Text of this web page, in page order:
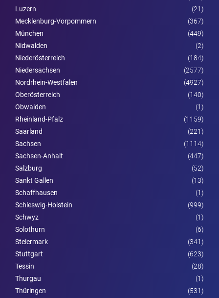
Luzern
(21)
Mecklenburg-Vorpommern
(367)
München
(449)
Nidwalden
(2)
Nieder­österreich
(184)
Niedersachsen
(2577)
Nordrhein-Westfalen
(4927)
Ober­österreich
(140)
Obwalden
(1)
Rheinland-Pfalz
(1159)
Saarland
(221)
Sachsen
(1114)
Sachsen-Anhalt
(447)
Salzburg
(52)
Sankt Gallen
(13)
Schaffhausen
(1)
Schleswig-Holstein
(999)
Schwyz
(1)
Solothurn
(6)
Steier­mark
(341)
Stuttgart
(623)
Tessin
(28)
Thurgau
(1)
Thüringen
(531)